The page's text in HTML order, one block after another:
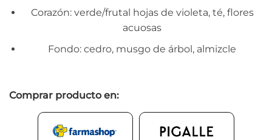
Corazón: verde/frutal hojas de violeta, té, flores
acuosas
Fondo: cedro, musgo de árbol, almizcle
Comprar producto en: